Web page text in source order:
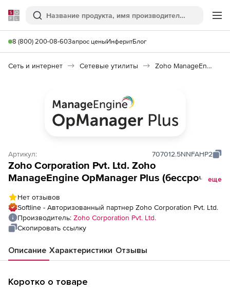
Softline
Поиск
8 (800) 200-08-60Запрос ценыИнферитБлог
Сеть и интернет Сетевые утилиты Zoho ManageEngine OpManager Plus
Артикул: 707012.5NNFAHP2
Zoho Corporation Pvt. Ltd. Zoho
ManageEngine OpManager Plus (бессрочная
Model Single Installation License), fee for
HighPerf - More than 100 Interfaces
еще
Нет отзывов
Softline - Авторизованный партнер Zoho Corporation Pvt. Ltd.
Производитель: Zoho Corporation Pvt. Ltd.
Скопировать ссылку
Описание Характеристики Отзывы
Коротко о товаре